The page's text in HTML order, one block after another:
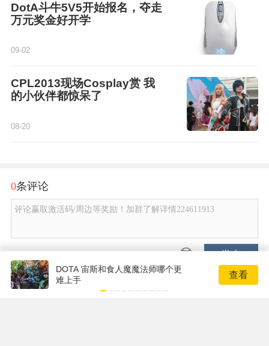
DotA斗牛5V5开始报名，夺走
万元奖金好开学
09-02
CPL2013现场Cosplay赏 我
的小伙伴都惊呆了
08-20
0条评论
评论赢取激活码/周边等奖励！加群了解详情224611913
发布
DOTA 宙斯和食人魔魔法师哪个更
难上手
查看